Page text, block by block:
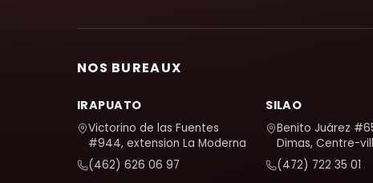
NOS BUREAUX
IRAPUATO
Victorino de las Fuentes
#944, extension La Moderna
(462) 626 06 97
SILAO
Benito Juárez
Dimas, Centre-
(472) 722 35 01